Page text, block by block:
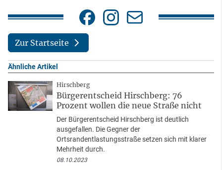
Zur Startseite
Ähnliche Artikel
Hirschberg
Bürgerentscheid Hirschberg: 76
Prozent wollen die neue Straße nicht
Der Bürgerentscheid Hirschberg ist deutlich
ausgefallen. Die Gegner der
Ortsrandentlastungsstraße setzen sich mit klarer
Mehrheit durch.
08.10.2023